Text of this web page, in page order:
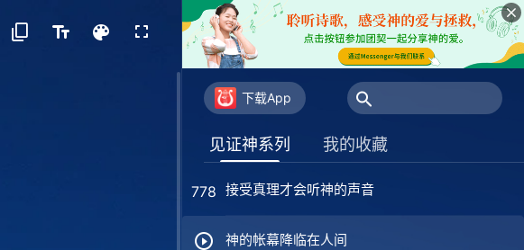
下载App
见证神系列 我的收藏
759 神的作工不受任何势力的拦阻（女声独唱）
759 神的作工不受任何势力的拦阻（男声独唱）
770 神最后赐给人类的应许
778 接受真理才会听神的声音
神的帐幕降临在人间